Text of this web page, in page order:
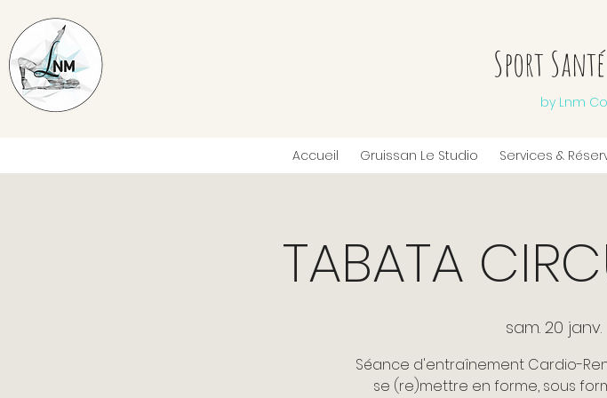
Sport
by Lnm
Accueil Gruissan Le Studio Services &
TABATA
sam. 20 janv.
Séance d'entraînement Cardio-
se (re)mettre en forme, sous